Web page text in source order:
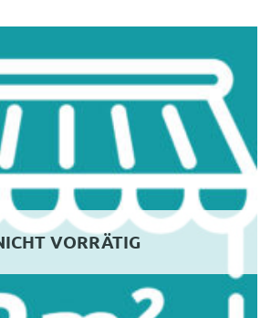
VORRÄTIG